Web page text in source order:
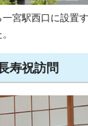
宮駅西口に設置
寿祝訪問